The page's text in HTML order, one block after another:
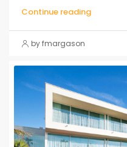
Continue reading
by fmargason